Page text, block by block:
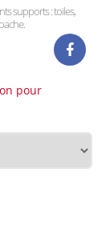
supports : toiles,
pour